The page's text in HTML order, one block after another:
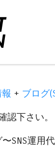
+ ブログ
認下さい。
SNS運用